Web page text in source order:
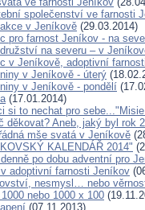
společenství ve farnosti
v Jeníkově (29.03.2014)
pro farnost Jeníkov - na
na severu – v
v Jeníkově, adoptivní
v Jeníkově - úterý
v Jeníkově - pondělí
(17.01.2014)
si to nechat pro
děkovat? Aneb, jaký byl rok
mše svatá v Jeníkově
KALENDÁŘ 2014"
po dobu adventní pro
adoptivní farnosti Jeníkov
nesmysl… nebo
nebo 1000 x 100
(07.11.2013)